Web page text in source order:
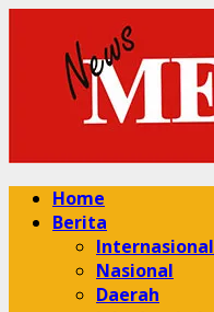
content
Primary
Menu
Home
Berita
Internasional
Nasional
Daerah